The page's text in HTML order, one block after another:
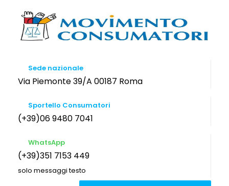
Sede nazionale
Via Piemonte 39/A 00187 Roma
Sportello Consumatori
(+39)06 9480 7041
WhatsApp
(+39)351 7153 449
solo messaggi testo